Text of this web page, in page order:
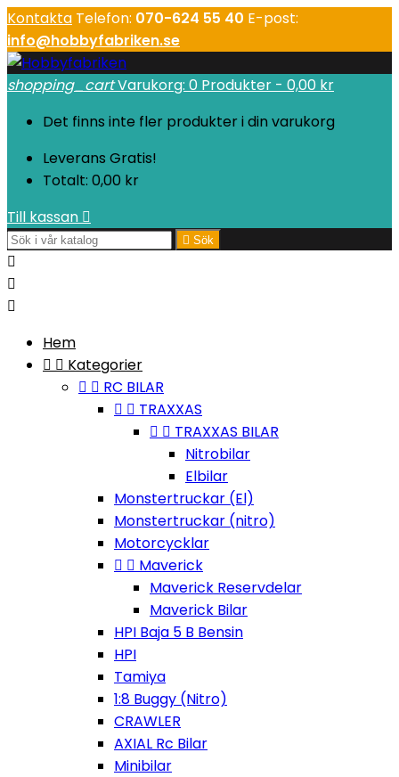
Kontakta Telefon: 070-624 55 40 E-post:
info@hobbyfabriken.se
shopping_cartVarukorg: 0 Produkter - 0,00 kr
Det finns inte fler produkter i din varukorg
Leverans Gratis!
Totalt: 0,00 kr
Till kassan 
 Sök



Hem
  Kategorier
  RC BILAR
  TRAXXAS
  TRAXXAS BILAR
Nitrobilar
Elbilar
Monstertruckar (El)
Monstertruckar (nitro)
Motorcycklar
  Maverick
Maverick Reservdelar
Maverick Bilar
HPI Baja 5 B Bensin
HPI
Tamiya
1:8 Buggy (Nitro)
CRAWLER
AXIAL Rc Bilar
Minibilar